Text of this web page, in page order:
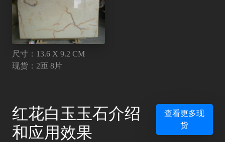
尺寸：13.6 X 9.2 CM
现货：2匝 8片
红花白玉玉石介绍
和应用效果
查看更多现
货